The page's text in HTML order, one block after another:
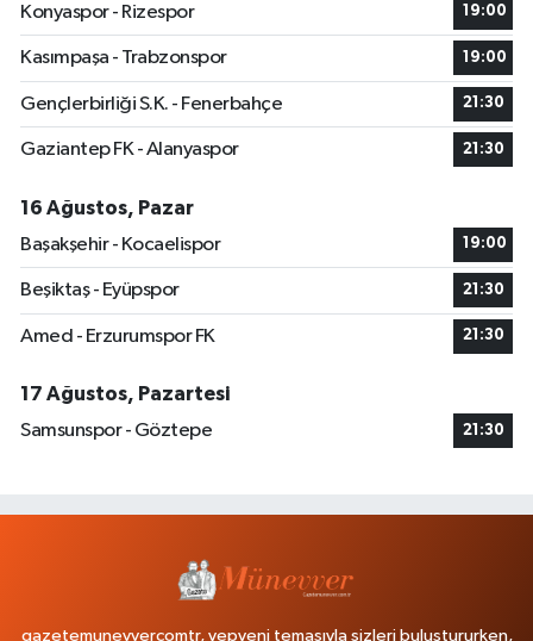
Konyaspor - Rizespor
19:00
Kasımpaşa - Trabzonspor 19:00
Gençlerbirliği S.K. - Fenerbahçe 21:30
Gaziantep FK - Alanyaspor 21:30
16 Ağustos, Pazar
Başakşehir - Kocaelispor
19:00
Beşiktaş - Eyüpspor 21:30
Amed - Erzurumspor FK 21:30
17 Ağustos, Pazartesi
Samsunspor - Göztepe
21:30
gazetemunevvercomtr, yepyeni temasıyla sizleri buluştururken,